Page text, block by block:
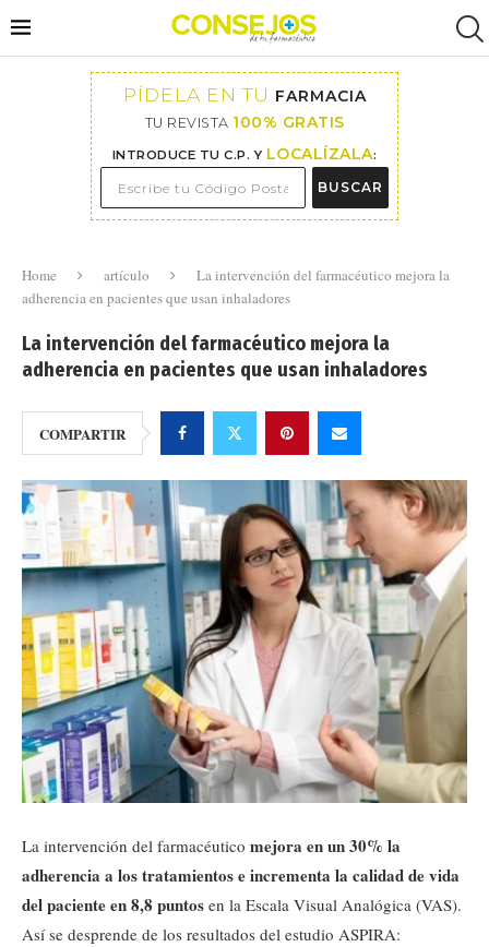
PÍDELA EN TU FARMACIA
TU REVISTA 100% GRATIS
INTRODUCE TU C.P. Y LOCALÍZALA:
BUSCAR
Home artículo
La intervención del farmacéutico mejora la
adherencia en pacientes que usan inhaladores
La intervención del farmacéutico mejora la
adherencia en pacientes que usan inhaladores
COMPARTIR
La intervención del farmacéutico mejora en un 30% la
adherencia a los tratamientose incrementa la calidad de vida
del paciente en 8,8 puntos en la Escala Visual Analógica (VAS).
Así se desprende de los resultados del estudio ASPIRA: